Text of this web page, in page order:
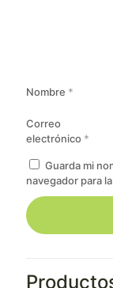
Nombre *
Correo
electrónico *
Guarda mi
navegador para